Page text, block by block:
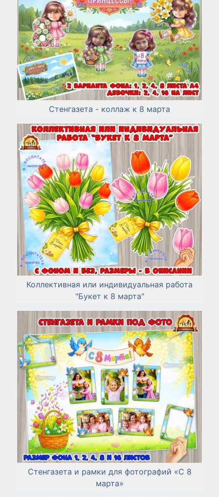
Стенгазета - коллаж к 8 марта
Коллективная или индивидуальная работа
"Букет к 8 марта"
Стенгазета и рамки для фотографий «С 8
марта»